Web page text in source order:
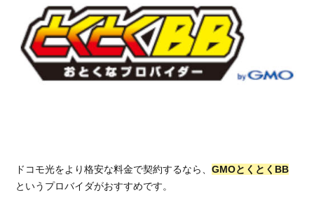
ドコモ光をより格安な料金で契約するなら、GMOとくとくBB
というプロバイダがおすすめです。